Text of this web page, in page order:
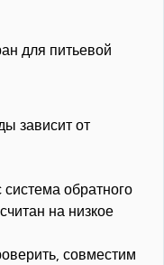
зависит от
система обратного
на низкое
совместим